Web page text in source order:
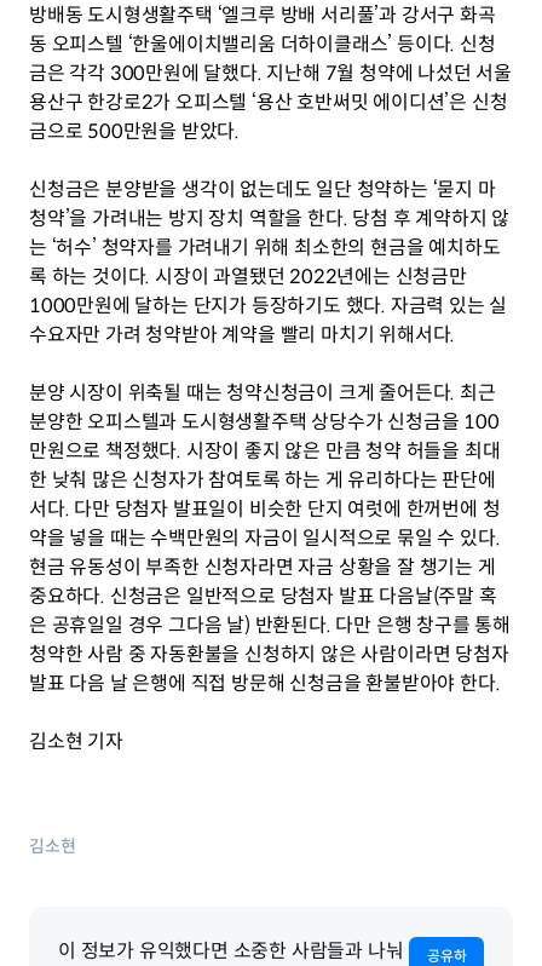
방배동 도시형생활주택 ‘엘크루 방배 서리풀’과 강서구 화곡
동 오피스텔 ‘한울에이치밸리움 더하이클래스’ 등이다. 신청
금은 각각 300만원에 달했다. 지난해 7월 청약에 나섰던 서울
용산구 한강로2가 오피스텔 ‘용산 호반써밋 에이디션’은 신청
금으로 500만원을 받았다.
신청금은 분양받을 생각이 없는데도 일단 청약하는 ‘묻지 마
청약’을 가려내는 방지 장치 역할을 한다. 당첨 후 계약하지 않
는 ‘허수’ 청약자를 가려내기 위해 최소한의 현금을 예치하도
록 하는 것이다. 시장이 과열됐던 2022년에는 신청금만
1000만원에 달하는 단지가 등장하기도 했다. 자금력 있는 실
수요자만 가려 청약받아 계약을 빨리 마치기 위해서다.
분양 시장이 위축될 때는 청약신청금이 크게 줄어든다. 최근
분양한 오피스텔과 도시형생활주택 상당수가 신청금을 100
만원으로 책정했다. 시장이 좋지 않은 만큼 청약 허들을 최대
한 낮춰 많은 신청자가 참여토록 하는 게 유리하다는 판단에
서다. 다만 당첨자 발표일이 비슷한 단지 여럿에 한꺼번에 청
약을 넣을 때는 수백만원의 자금이 일시적으로 묶일 수 있다.
현금 유동성이 부족한 신청자라면 자금 상황을 잘 챙기는 게
중요하다. 신청금은 일반적으로 당첨자 발표 다음날(주말 혹
은 공휴일일 경우 그다음 날) 반환된다. 다만 은행 창구를 통해
청약한 사람 중 자동환불을 신청하지 않은 사람이라면 당첨자
발표 다음 날 은행에 직접 방문해 신청금을 환불받아야 한다.
김소현 기자
김소현
이 정보가 유익했다면 소중한 사람들과 나눠
공유하